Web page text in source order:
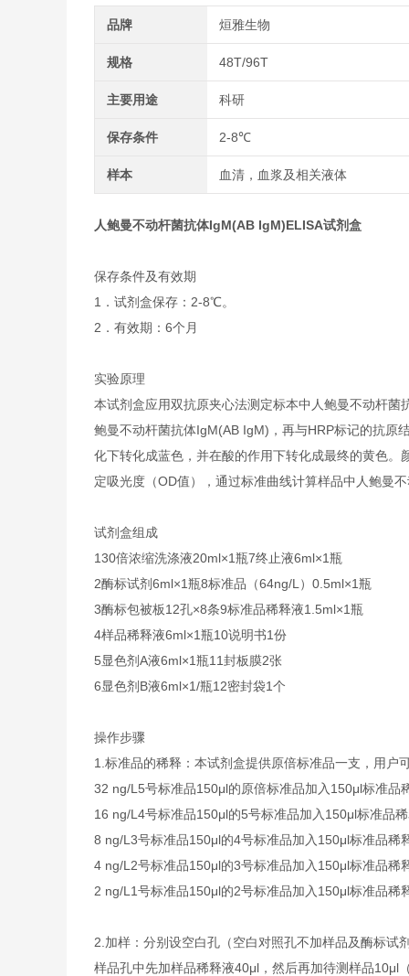
品牌 烜雅生物
规格 48T/96T
主要用途 科研
保存条件 2-8℃
样本 血清，血浆及相关液体
人鲍曼不动杆菌抗体IgM(AB IgM)ELISA试剂盒
保存条件及有效期
1．试剂盒保存：2-8℃。
2．有效期：6个月
实验原理
本试剂盒应用双抗原夹心法测定标本中人鲍曼不动杆
鲍曼不动杆菌抗体IgM(AB IgM)，再与HRP标记的抗原
化下转化成蓝色，并在酸的作用下转化成最终的黄色
定吸光度（OD值），通过标准曲线计算样品中人鲍曼
试剂盒组成
130倍浓缩洗涤液20ml×1瓶7终止液6ml×1瓶
2酶标试剂6ml×1瓶8标准品（64ng/L） 0.5ml×1瓶
3酶标包被板12孔×8条9标准品稀释液1.5ml×1瓶
4样品稀释液6ml×1瓶10说明书1份
5显色剂A液6ml×1瓶11封板膜2张
6显色剂B液6ml×1/瓶12密封袋1个
操作步骤
1. 标准品的稀释：本试剂盒提供原倍标准品一支，用户
32 ng/L 5号标准品150μl的原倍标准品加入150μl标准品
16 ng/L 4号标准品150μl的5号标准品加入150μl标准品
8 ng/L 3号标准品150μl的4号标准品加入150μl标准品稀
4 ng/L 2号标准品150μl的3号标准品加入150μl标准品稀
2 ng/L 1号标准品150μl的2号标准品加入150μl标准品稀
2. 加样：分别设空白孔（空白对照孔不加样品及酶标试
样品孔中先加样品稀释液40μl，然后再加待测样品10μl